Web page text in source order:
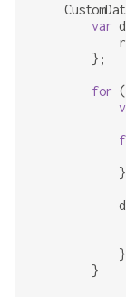
var
        };
for (
            }
        }